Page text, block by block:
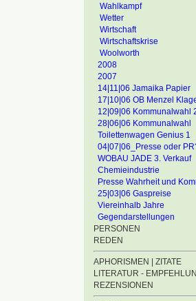
Wahlkampf
Wetter
Wirtschaft
Wirtschaftskrise
Woolworth
2008
2007
14|11|06 Jamaika Papier
17|10|06 OB Menzel
12|09|06 Kommunalwahl
28|06|06 Kommunalwahl
Toilettenwagen Genius 1
04|07|06_Presse oder
WOBAU JADE 3. Verkauf
Chemieindustrie
Presse Wahrheit und
25|03|06 Gaspreise
Viereinhalb Jahre
Gegendarstellungen
PERSONEN
REDEN
APHORISMEN | ZITATE
LITERATUR -
REZENSIONEN